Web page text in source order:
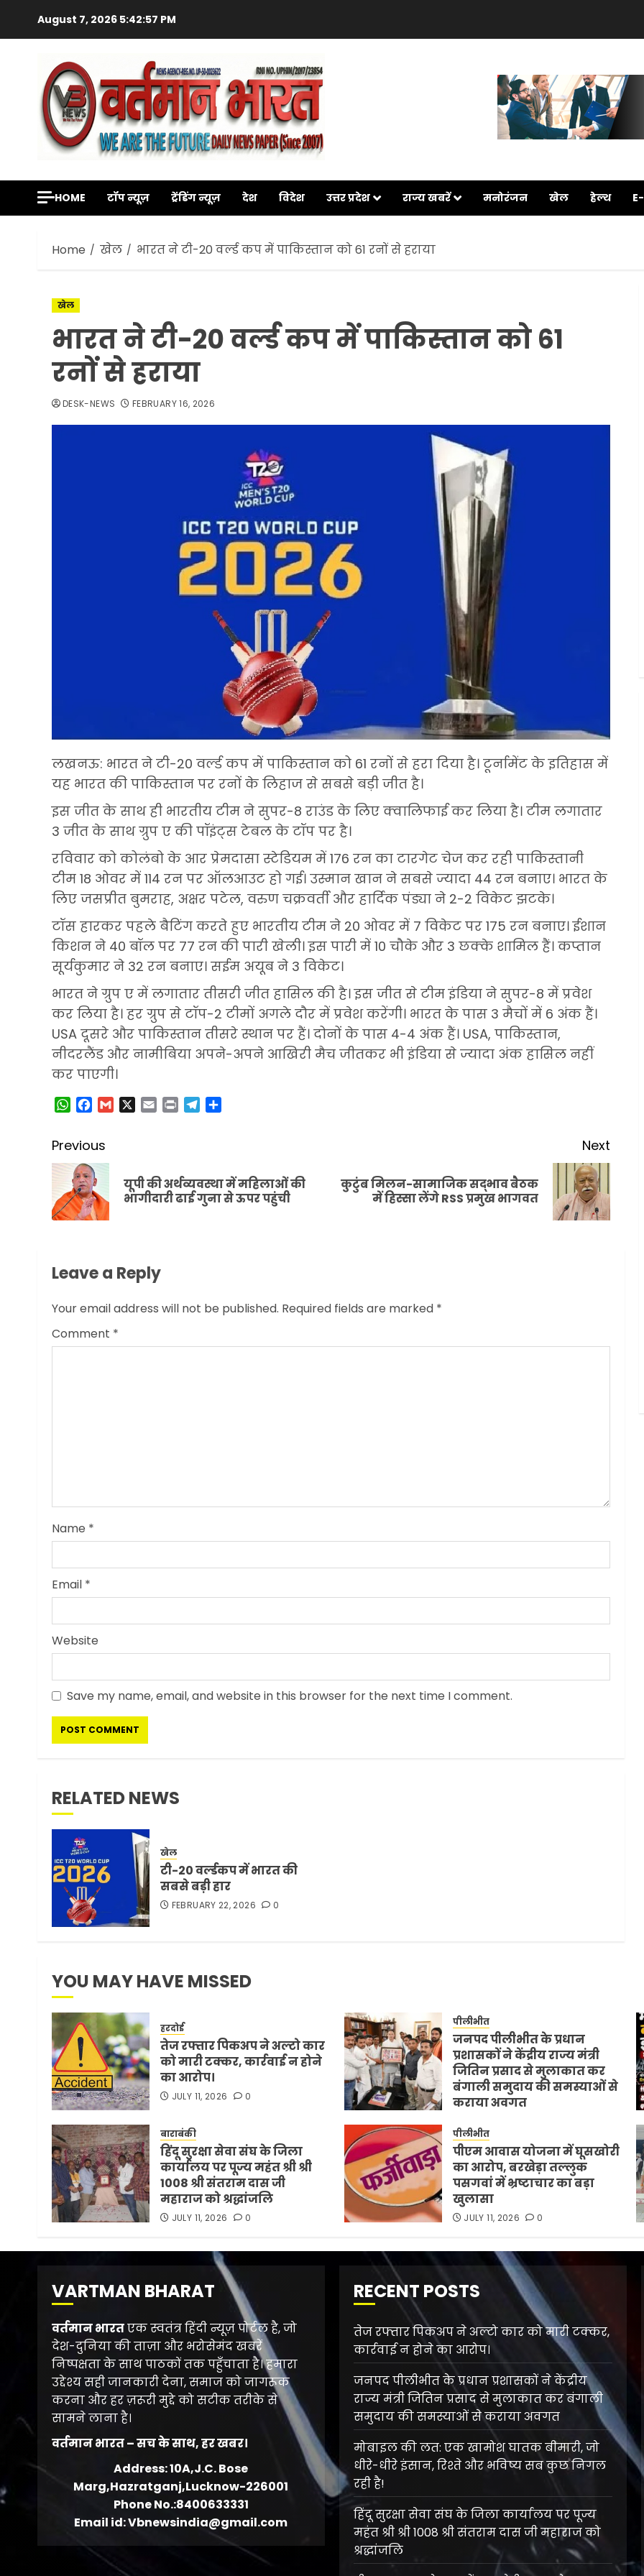
content
August 7, 2026 5:42:59 PM
HOME टॉप न्यूज़ ट्रेंडिंग न्यूज़ देश विदेश उत्तर प्रदेश राज्य खबरें मनोरंजन खेल हेल्थ
Home खेल भारत ने टी-20 वर्ल्ड कप में पाकिस्तान को 61 रनों से हराया
खेल
भारत ने टी-20 वर्ल्ड कप में पाकिस्तान को 61
रनों से हराया
DESK-NEWS FEBRUARY 16, 2026
लखनऊ: भारत ने टी-20 वर्ल्ड कप में पाकिस्तान को 61 रनों से हरा दिया है। टूर्नामेंट के इतिहास में
यह भारत की पाकिस्तान पर रनों के लिहाज से सबसे बड़ी जीत है।
इस जीत के साथ ही भारतीय टीम ने सुपर-8 राउंड के लिए क्वालिफाई कर लिया है। टीम लगातार
3 जीत के साथ ग्रुप ए की पॉइंट्स टेबल के टॉप पर है।
रविवार को कोलंबो के आर प्रेमदासा स्टेडियम में 176 रन का टारगेट चेज कर रही पाकिस्तानी
टीम 18 ओवर में 114 रन पर ऑलआउट हो गई। उस्मान खान ने सबसे ज्यादा 44 रन बनाए। भारत के
लिए जसप्रीत बुमराह, अक्षर पटेल, वरुण चक्रवर्ती और हार्दिक पंड्या ने 2-2 विकेट झटके।
टॉस हारकर पहले बैटिंग करते हुए भारतीय टीम ने 20 ओवर में 7 विकेट पर 175 रन बनाए। ईशान
किशन ने 40 बॉल पर 77 रन की पारी खेली। इस पारी में 10 चौके और 3 छक्के शामिल हैं। कप्तान
सूर्यकुमार ने 32 रन बनाए। सईम अयूब ने 3 विकेट।
भारत ने ग्रुप ए में लगातार तीसरी जीत हासिल की है। इस जीत से टीम इंडिया ने सुपर-8 में प्रवेश
कर लिया है। हर ग्रुप से टॉप-2 टीमों अगले दौर में प्रवेश करेंगी। भारत के पास 3 मैचों में 6 अंक हैं।
USA दूसरे और पाकिस्तान तीसरे स्थान पर हैं। दोनों के पास 4-4 अंक हैं। USA, पाकिस्तान,
नीदरलैंड और नामीबिया अपने-अपने आखिरी मैच जीतकर भी इंडिया से ज्यादा अंक हासिल नहीं
कर पाएगी।
WhatsApp
Facebook
Gmail EmailPrint Telegram
Post
navigation
Previous
Previous
यूपी की अर्थव्यवस्था में महिलाओं की
भागीदारी ढाई गुना से ऊपर पहुंची
Next
Next
कुटुंब मिलन-सामाजिक सद्भाव बैठक
में हिस्सा लेंगे RSS प्रमुख भागवत
Leave a Reply
Your email address will not be published. Required fields are marked *
Comment *
Name *
Email *
Website
Save my name, email, and website in this browser for the next time I comment.
RELATED NEWS
खेल
टी-20 वर्ल्डकप में भारत की
सबसे बड़ी हार
FEBRUARY 22, 2026 0
YOU MAY HAVE MISSED
हरदोई
तेज रफ्तार पिकअप ने अल्टो कार
को मारी टक्कर, कार्रवाई न होने
का आरोप।
JULY 11, 2026 0
पीलीभीत
जनपद पीलीभीत के प्रधान
प्रशासकों ने केंद्रीय राज्य मंत्री
जितिन प्रसाद से मुलाकात कर
बंगाली समुदाय की समस्याओं से
कराया अवगत
बाराबंकी
हिंदू सुरक्षा सेवा संघ के जिला
कार्यालय पर पूज्य महंत श्री श्री
1008 श्री संतराम दास जी
महाराज को श्रद्धांजलि
JULY 11, 2026 0
पीलीभीत
पीएम आवास योजना में घूसखोरी
का आरोप, बरखेड़ा तल्लुक
पसगवां में भ्रष्टाचार का बड़ा
खुलासा
JULY 11, 2026 0
VARTMAN BHARAT
वर्तमान भारतएक स्वतंत्र हिंदी न्यूज़ पोर्टल है, जो
देश-दुनिया की ताज़ा और भरोसेमंद खबरें
निष्पक्षता के साथ पाठकों तक पहुँचाता है। हमारा
उद्देश्य सही जानकारी देना, समाज को जागरूक
करना और हर ज़रूरी मुद्दे को सटीक तरीके से
सामने लाना है।
वर्तमान भारत – सच के साथ, हर खबर।
Address: 10A,J.C. Bose
Marg,Hazratganj,Lucknow-226001
Phone No.:8400633331
Email id: Vbnewsindia@gmail.com
RECENT POSTS
तेज रफ्तार पिकअप ने अल्टो कार को मारी टक्कर,
कार्रवाई न होने का आरोप।
जनपद पीलीभीत के प्रधान प्रशासकों ने केंद्रीय
राज्य मंत्री जितिन प्रसाद से मुलाकात कर बंगाली
समुदाय की समस्याओं से कराया अवगत
मोबाइल की लत: एक खामोश घातक बीमारी, जो
धीरे-धीरे इंसान, रिश्ते और भविष्य सब कुछ निगल
रही है!
हिंदू सुरक्षा सेवा संघ के जिला कार्यालय पर पूज्य
महंत श्री श्री 1008 श्री संतराम दास जी महाराज को
श्रद्धांजलि